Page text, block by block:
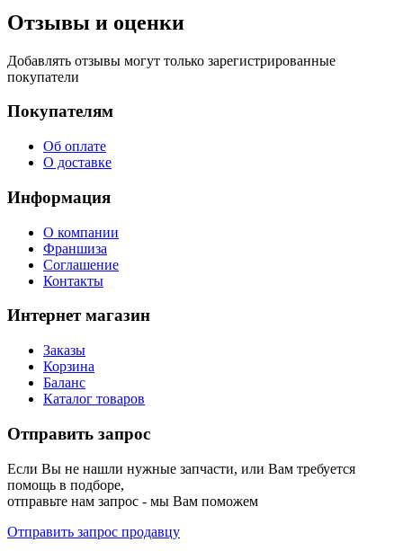
Отзывы и оценки
Добавлять отзывы могут только зарегистрированные
покупатели
Покупателям
Об оплате
О доставке
Информация
О компании
Франшиза
Соглашение
Контакты
Интернет магазин
Заказы
Корзина
Баланс
Каталог товаров
Отправить запрос
Если Вы не нашли нужные запчасти, или Вам требуется
помощь в подборе,
отправьте нам запрос - мы Вам поможем
Отправить запрос продавцу